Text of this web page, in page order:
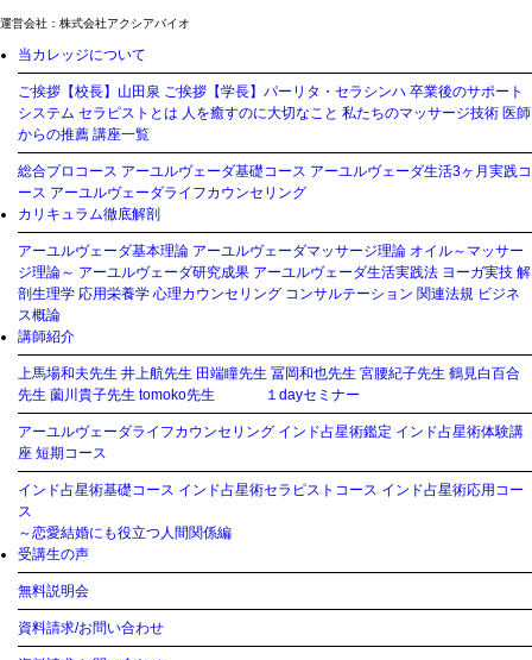
運営会社：株式会社アクシアバイオ
当カレッジについて
ご挨拶【校長】山田泉 ご挨拶【学長】パーリタ・セラシンハ 卒業後のサポート
システム セラピストとは 人を癒すのに大切なこと 私たちのマッサージ技術 医師
からの推薦 講座一覧
総合プロコース アーユルヴェーダ基礎コース アーユルヴェーダ生活3ヶ月実践コ
ース アーユルヴェーダライフカウンセリング
カリキュラム徹底解剖
アーユルヴェーダ基本理論 アーユルヴェーダマッサージ理論 オイル～マッサー
ジ理論～ アーユルヴェーダ研究成果 アーユルヴェーダ生活実践法 ヨーガ実技 解
剖生理学 応用栄養学 心理カウンセリング コンサルテーション 関連法規 ビジネ
ス概論
講師紹介
上馬場和夫先生 井上航先生 田端瞳先生 冨岡和也先生 宮腰紀子先生 鶴見白百合
先生 薗川貴子先生 tomoko先生 １dayセミナー
アーユルヴェーダライフカウンセリング インド占星術鑑定 インド占星術体験講
座 短期コース
インド占星術基礎コース インド占星術セラピストコース インド占星術応用コー
ス
～恋愛結婚にも役立つ人間関係編
受講生の声
無料説明会
資料請求/お問い合わせ